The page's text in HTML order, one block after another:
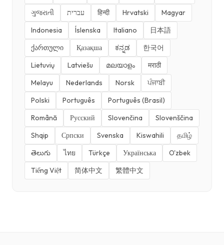
ગુજરાતી
עברית हिन्दी Hrvatski
Magyar
Indonesia
Íslenska Italiano
日本語
ქართული
Қазақша ಕನ್ನಡ
한국어
Lietuvių
Latviešu മലയാളം
मराठी
Melayu
Nederlands Norsk
ਪੰਜਾਬੀ
Polski
Português
Português (Brasil)
Română
Русский Slovenčina
Slovenščina
Shqip
Српски Svenska Kiswahili
தமிழ்
తెలుగు
ไทย Türkçe Українська
O'zbek
Tiếng Việt
简体中文 繁體中文